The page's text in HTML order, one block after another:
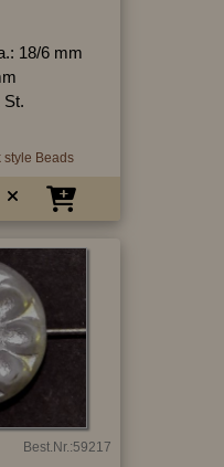
18/6 mm
St.
style Beads
Best.Nr.:59217